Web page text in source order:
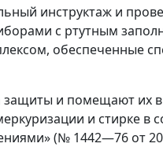
инструктаж и
с ртутным
обеспеченные
и помещают их
и стирке в
(№ 1442—76 от